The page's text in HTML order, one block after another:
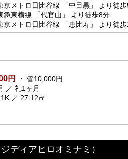
京メトロ日比谷線 「中目黒」 より徒
急東横線 「代官山」 より徒歩8分
京メトロ日比谷線 「恵比寿」 より徒
円
・ 管10,000円
／ 礼1ヶ月
／ 27.12㎡
ジディアヒロオミナミ）